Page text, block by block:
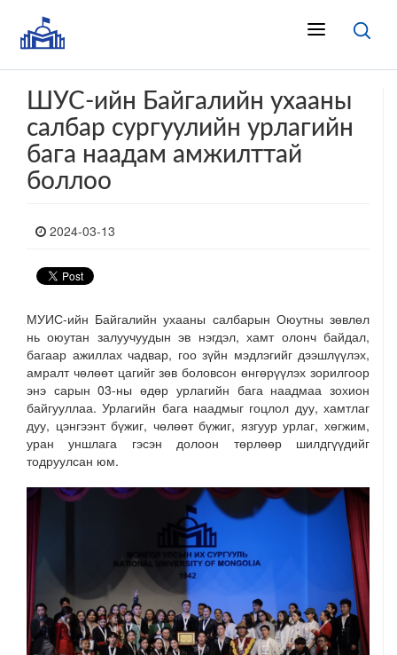
ШУС-ийн Байгалийн ухааны
салбар сургуулийн урлагийн
бага наадам амжилттай
боллоо
2024-03-13
МУИС-ийн Байгалийн ухааны салбарын Оюутны зөвлөл
нь оюутан залуучуудын эв нэгдэл, хамт олонч байдал,
багаар ажиллах чадвар, гоо зүйн мэдлэгийг дээшлүүлэх,
амралт чөлөөт цагийг зөв боловсонөнгөрүүлэх зорилгоор
энэ сарын 03-ны өдөр урлагийн бага наадмаа зохион
байгууллаа. Урлагийн бага наадмыг гоцлол дуу, хамтлаг
дуу, цэнгээнт бүжиг, чөлөөт бүжиг, язгуур урлаг, хөгжим,
уран уншлага гэсэн долоон төрлөөр шилдгүүдийг
тодруулсан юм.